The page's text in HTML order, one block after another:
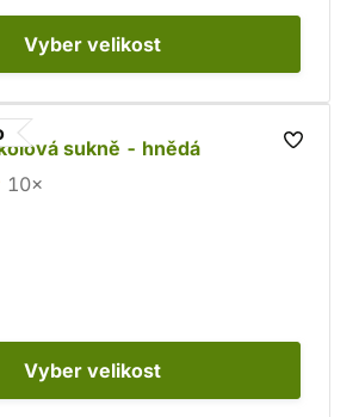
Vyber velikost
sukně - hnědá
10×
Vyber velikost